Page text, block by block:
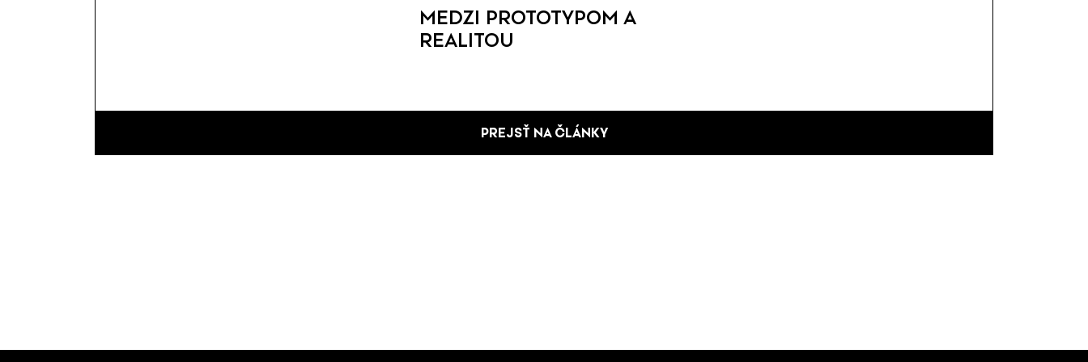
MEDZI PROTOTYPOM A
REALITOU
PREJSŤ NA ČLÁNKY